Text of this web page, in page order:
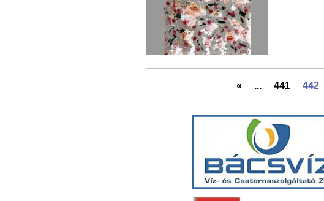
« ... 441 442